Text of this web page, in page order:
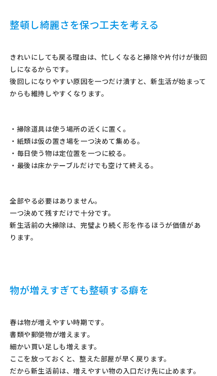
整頓し綺麗さを保つ工夫を考える
きれいにしても戻る理由は、忙しくなると掃除や片付けが後回
しになるからです。
後回しになりやすい原因を一つだけ潰すと、新生活が始まって
からも維持しやすくなります。
・掃除道具は使う場所の近くに置く。
・紙類は仮の置き場を一つ決めて集める。
・毎日使う物は定位置を一つに絞る。
・最後は床かテーブルだけでも空けて終える。
全部やる必要はありません。
一つ決めて残すだけで十分です。
新生活前の大掃除は、完璧より続く形を作るほうが価値があ
ります。
物が増えすぎても整頓する癖を
春は物が増えやすい時期です。
書類や郵便物が増えます。
細かい買い足しも増えます。
ここを放っておくと、整えた部屋が早く戻ります。
だから新生活前は、増えやすい物の入口だけ先に止めます。